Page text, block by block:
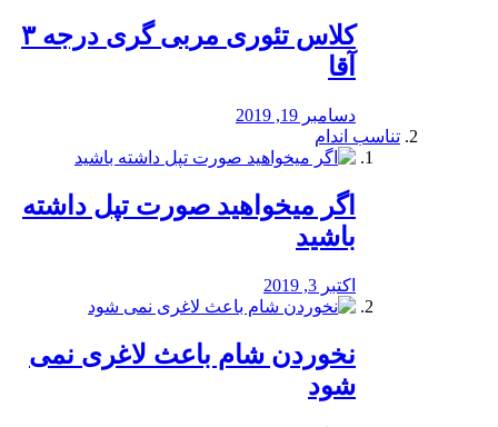
کلاس تئوری مربی گری درجه ۳
آقا
دسامبر 19, 2019
تناسب اندام
اگر میخواهید صورت تپل داشته
باشید
اکتبر 3, 2019
نخوردن شام باعث لاغری نمی
‌شود